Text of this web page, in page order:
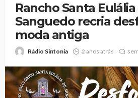
Rancho Santa
Sanguedo recria
moda antiga
Rádio Sintonia 2 anos atrás